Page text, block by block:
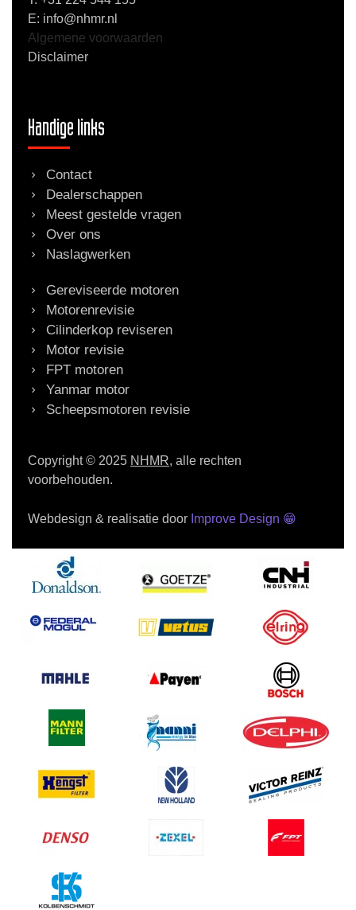
E: info@nhmr.nl
Algemene voorwaarden
Disclaimer
Handige links
Contact
Dealerschappen
Meest gestelde vragen
Over ons
Naslagwerken
Gereviseerde motoren
Motorenrevisie
Cilinderkop reviseren
Motor revisie
FPT motoren
Yanmar motor
Scheepsmotoren revisie
Copyright © 2025 NHMR, alle rechten
voorbehouden.
Webdesign & realisatie door Improve Design 😁